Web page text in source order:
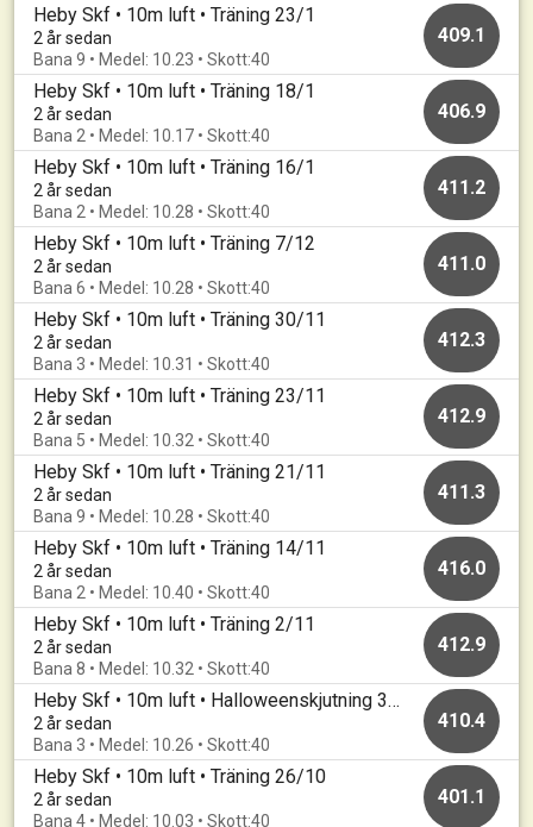
Heby Skf • 10m luft • Träning 23/1
2 år sedan
Bana 9 • Medel: 10.23 • Skott:40
409.1
Heby Skf • 10m luft • Träning 18/1
2 år sedan
Bana 2 • Medel: 10.17 • Skott:40
406.9
Heby Skf • 10m luft • Träning 16/1
2 år sedan
Bana 2 • Medel: 10.28 • Skott:40
411.2
Heby Skf • 10m luft • Träning 7/12
2 år sedan
Bana 6 • Medel: 10.28 • Skott:40
411.0
Heby Skf • 10m luft • Träning 30/11
2 år sedan
Bana 3 • Medel: 10.31 • Skott:40
412.3
Heby Skf • 10m luft • Träning 23/11
2 år sedan
Bana 5 • Medel: 10.32 • Skott:40
412.9
Heby Skf • 10m luft • Träning 21/11
2 år sedan
Bana 9 • Medel: 10.28 • Skott:40
411.3
Heby Skf • 10m luft • Träning 14/11
2 år sedan
Bana 2 • Medel: 10.40 • Skott:40
416.0
Heby Skf • 10m luft • Träning 2/11
2 år sedan
Bana 8 • Medel: 10.32 • Skott:40
412.9
Heby Skf • 10m luft • Halloweenskjutning 31/10
2 år sedan
Bana 3 • Medel: 10.26 • Skott:40
410.4
Heby Skf • 10m luft • Träning 26/10
2 år sedan
Bana 4 • Medel: 10.03 • Skott:40
401.1